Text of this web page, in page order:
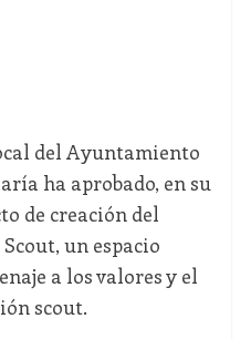
del Ayuntamiento
ha aprobado, en su
de creación del
un espacio
a los valores y el
scout.